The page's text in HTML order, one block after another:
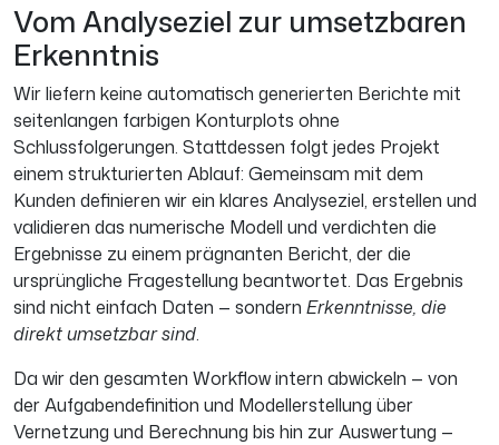
Vom Analyseziel zur umsetzbaren
Erkenntnis
Wir liefern keine automatisch generierten Berichte mit
seitenlangen farbigen Konturplots ohne
Schlussfolgerungen. Stattdessen folgt jedes Projekt
einem strukturierten Ablauf: Gemeinsam mit dem
Kunden definieren wir ein klares Analyseziel, erstellen und
validieren das numerische Modell und verdichten die
Ergebnisse zu einem prägnanten Bericht, der die
ursprüngliche Fragestellung beantwortet. Das Ergebnis
sind nicht einfach Daten — sondern Erkenntnisse, die
direkt umsetzbar sind.
Da wir den gesamten Workflow intern abwickeln — von
der Aufgabendefinition und Modellerstellung über
Vernetzung und Berechnung bis hin zur Auswertung —